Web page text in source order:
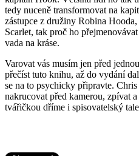
tedy nuceně transformovat na
zástupce z družiny Robina
Scarlet, tak proč ho
vada na kráse.
Varovat vás musím jen před
přečíst tuto knihu, až do vydání
se na to psychicky připravte.
nakrucovat před kamerou, zpívat
tvářičkou dříme i spisovatelský